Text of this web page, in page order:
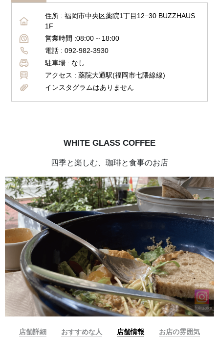
住所 : 福岡市中央区薬院1丁目12−30 BUZZHAUS
1F
営業時間 :08:00 ~ 18:00
電話 : 092-982-3930
駐車場 : なし
アクセス : 薬院大通駅(福岡市七隈線線)
インスタグラムはありません
WHITE GLASS COFFEE
四季と楽しむ、珈琲と食事のお店
撮影者
店舗詳細 おすすめな人 店舗情報 お店の雰囲気